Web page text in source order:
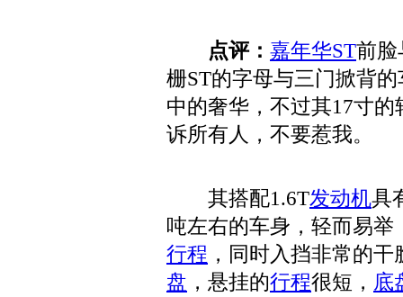
点评： 嘉年华ST前脸
栅ST的字母与三门掀背
中的奢华，不过其17寸的
诉所有人，不要惹我。
其搭配1.6T发动机具
吨左右的车身，轻而易举
行程 ，同时入挡非常的
盘 ，悬挂的行程很短， 底